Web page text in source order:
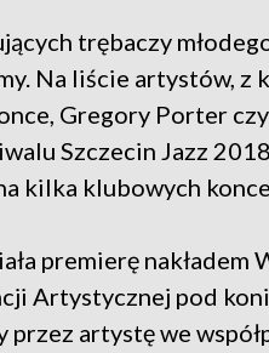
trębaczy
Na liście artystów, z
Gregory Porter
Szczecin Jazz
kilka klubowych
premierę nakładem
Artystycznej pod
artystę we